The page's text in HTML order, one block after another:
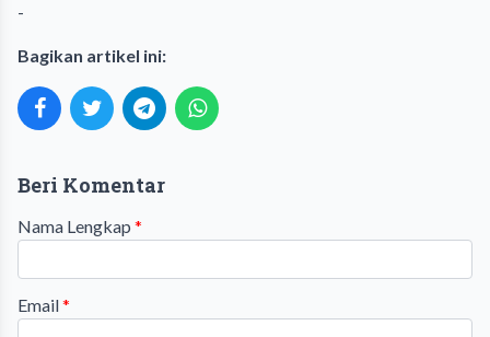
-
Bagikan artikel ini:
Beri Komentar
Nama Lengkap *
Email*